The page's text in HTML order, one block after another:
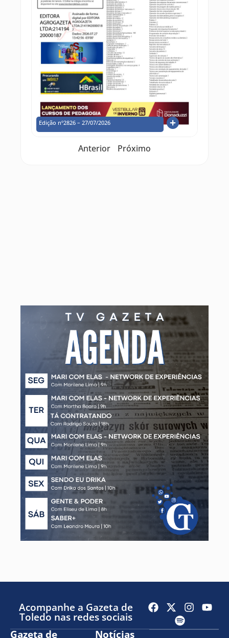
Edição nº2826 – 27/07/2026
Anterior Próximo
Acompanhe a Gazeta de
Toledo nas redes sociais
Gazeta de
Notícias